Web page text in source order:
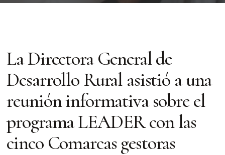
La Directora General de
Desarrollo Rural asistió a una
reunión informativa sobre el
programa LEADER con las
cinco Comarcas gestoras